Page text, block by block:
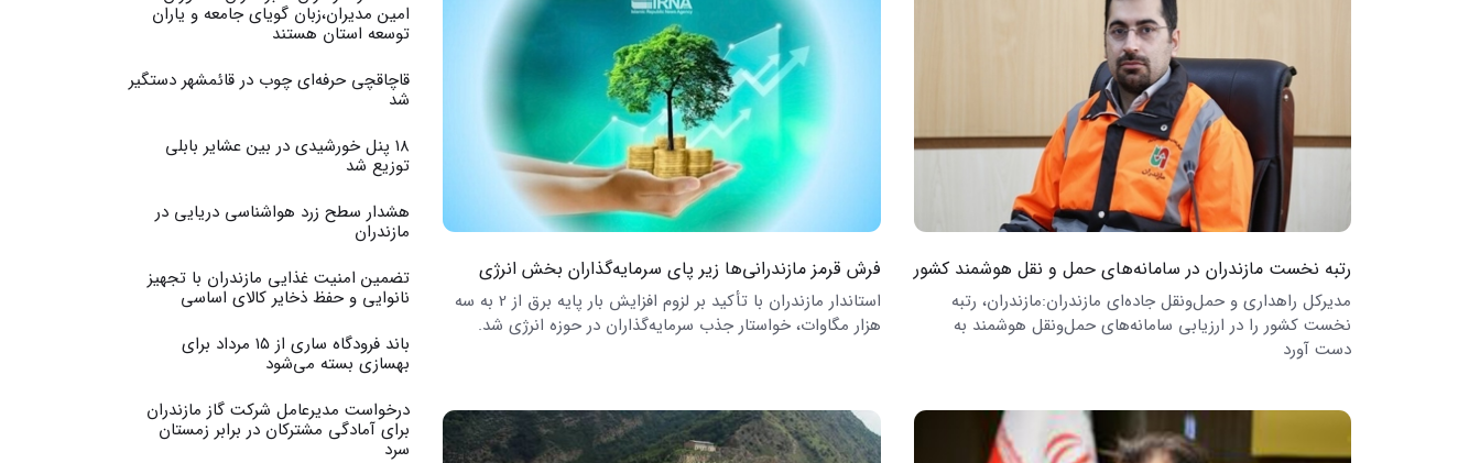
رتبه نخست مازندران در سامانه‌های حمل و نقل هوشمند کشور
مدیرکل راهداری و حمل‌ونقل جاده‌ای مازندران:مازندران، رتبه
نخست کشور را در ارزیابی سامانه‌های حمل‌ونقل هوشمند به
دست آورد
فرش قرمز مازندرانی‌ها زیر پای سرمایه‌گذاران بخش انرژی
استاندار مازندران با تأکید بر لزوم افزایش بار پایه برق از 2 به سه
هزار مگاوات، خواستار جذب سرمایه‌گذاران در حوزه انرژی شد.
امین مدیران،زبان گویای جامعه و یاران
توسعه استان هستند
قاچاقچی حرفه‌ای چوب در قائمشهر دستگیر
شد
۱۸ پنل خورشیدی در بین عشایر بابلی
توزیع شد
هشدار سطح زرد هواشناسی دریایی در
مازندران
تضمین امنیت غذایی مازندران با تجهیز
نانوایی و حفظ ذخایر کالای اساسی
باند فرودگاه ساری از ۱۵ مرداد برای
بهسازی بسته می‌شود
درخواست مدیرعامل شرکت گاز مازندران
برای آمادگی مشترکان در برابر زمستان
سرد